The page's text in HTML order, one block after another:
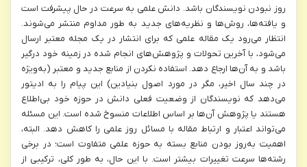
روز نبودن نویسندگان باشد. دانش علمی به سرعت در حال پیشرفت است
و یافته‌ها، روش‌ها و نظریه‌های جدید به طور مداوم منتشر می‌شوند.
انتظار می‌رود یک مقاله علمی که برای انتشار در یک مجله معتبر ارسال
می‌شود، با آخرین تحولات و پژوهش‌های انجام شده در زمینه خود درگیر
باشد و به آن‌ها ارجاع دهد. استفاده نکردن از منابع جدید و معتبر (به‌ویژه
در چند سال اخیر، مگر در مورد اصول بنیادین) این پیام را به ادیتور
می‌دهد که نویسندگان از وضعیت فعلی دانش در حوزه خود بی‌اطلاع
هستند یا پژوهش آن‌ها بر اساس اطلاعات منسوخ شده است. این مسئله
می‌تواند اعتبار و ارتباط مقاله با مسائل روز علمی را کاهش دهد. البته،
اهمیت به‌روز بودن منابع بسته به حوزه علمی متفاوت است؛ در برخی
رشته‌ها سرعت تغییرات بیشتر است. با این حال، به طور کلی، ترکیبی از